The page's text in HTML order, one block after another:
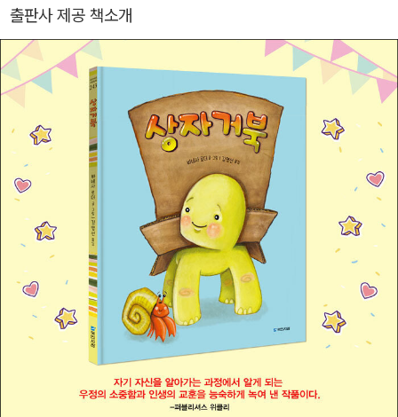
모의 환상 모험』, 『물의 아이들』, 『구덩이』, 『세상에서 가장 완벽한 교
실』, 『수상한 진흙』, 『수요일의 전쟁』 등이 있으며, 『로빈슨 크루소』,
『검은 고양이』, 『동물농』, 『여자로 변한 거 아니야?』, 『Someday 섬
데이』, 『The Boy 얼굴을 잃어버린 소년』, 『보물섬』, 『소녀의 소녀에
의한 소녀를 위한 사회운동 안내서 Girls Resist!』 등을 비롯해 여러
고전을 완역했다.
출판사 제공 책소개